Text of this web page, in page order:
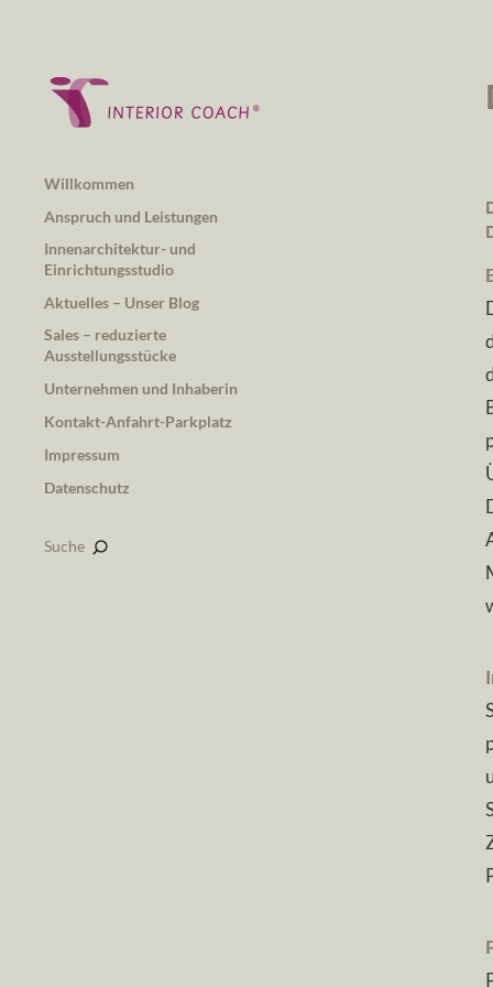
Willkommen
Anspruch und Leistungen
Innenarchitektur- und
Einrichtungsstudio
Aktuelles – Unser Blog
Sales – reduzierte
Ausstellungsstücke
Unternehmen und Inhaberin
Kontakt-Anfahrt-Parkplatz
Impressum
Datenschutz
Suche